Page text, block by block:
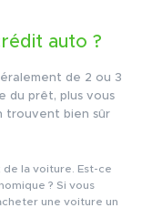
auto ?
de 2 ou 3
du prêt, plus vous
trouvent bien sûr
la voiture. Est-ce
? Si vous
une voiture un